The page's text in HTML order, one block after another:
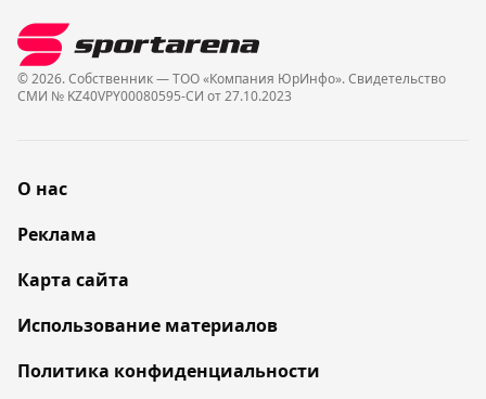
© 2026. Собственник — ТОО «Компания ЮрИнфо». Cвидетельство
СМИ № KZ40VPY00080595-СИ от 27.10.2023
О нас
Реклама
Карта сайта
Использование материалов
Политика конфиденциальности